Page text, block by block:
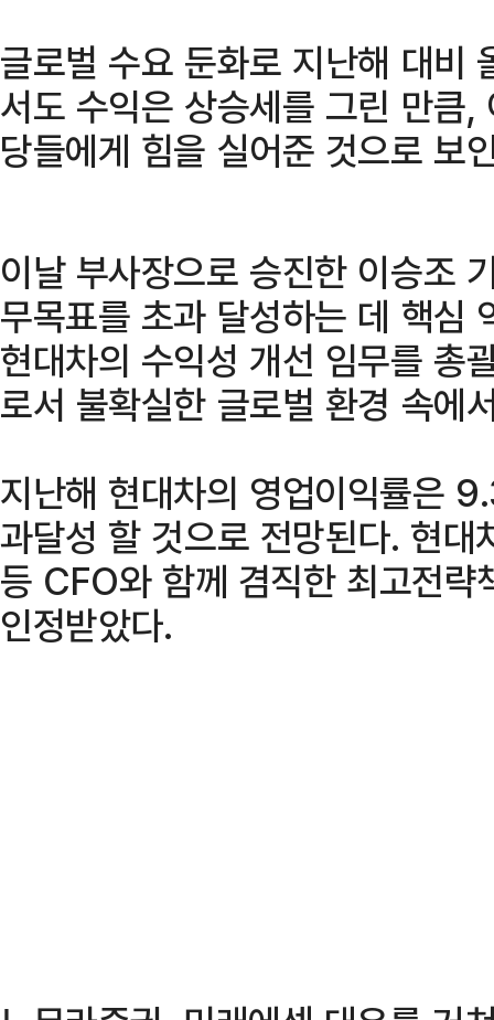
글로벌 수요 둔화로 지난해 대비
서도 수익은 상승세를 그린 만큼
당들에게 힘을 실어준 것으로 보
이날 부사장으로 승진한 이승조
무목표를 초과 달성하는 데 핵심
현대차의 수익성 개선 임무를 총
로서 불확실한 글로벌 환경 속에
지난해 현대차의 영업이익률은
과달성 할 것으로 전망된다. 현
등 CFO와 함께 겸직한 최고전
인정받았다.